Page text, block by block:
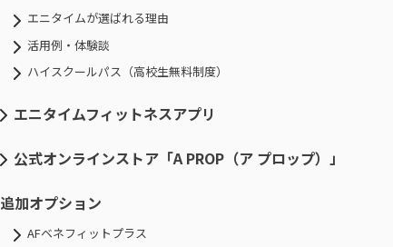
エニタイムが選ばれる理由
活用例・体験談
ハイスクールパス（高校生無料制度）
エニタイムフィットネスアプリ
公式オンラインストア「A PROP（ア プロップ）」
追加オプション
AFベネフィットプラス